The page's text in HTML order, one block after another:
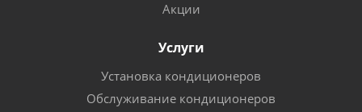
Акции
Услуги
Установка кондиционеров
Обслуживание кондиционеров